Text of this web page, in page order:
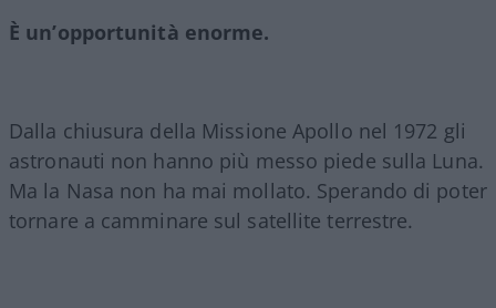
È un’opportunità enorme.
Dalla chiusura della Missione Apollo nel 1972 gli
astronauti non hanno più messo piede sulla Luna.
Ma la Nasa non ha mai mollato. Sperando di poter
tornare a camminare sul satellite terrestre.